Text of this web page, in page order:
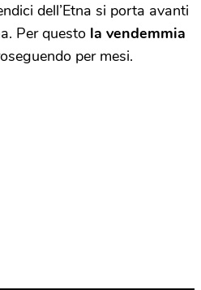
dell’Etna si porta avanti
Per questo la vendemmia
per mesi.